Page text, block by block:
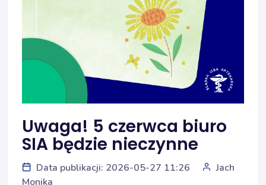
Uwaga! 5 czerwca biuro
SIA będzie nieczynne
Data publikacji: 2026-05-27 11:26
Jach
Monika